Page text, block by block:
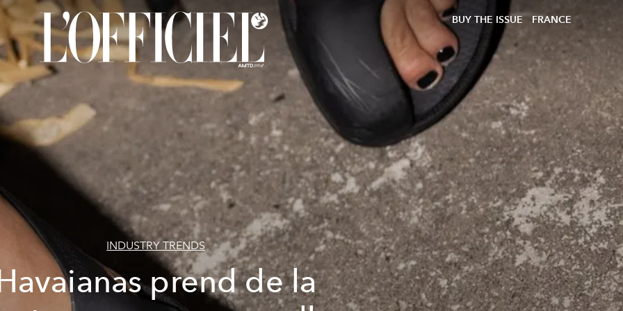
BUY THE ISSUE FRANCE
INDUSTRY TRENDS
prend de la